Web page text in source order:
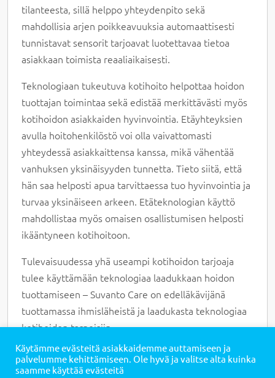
tilanteesta, sillä helppo yhteydenpito sekä
mahdollisia arjen poikkeavuuksia automaattisesti
tunnistavat sensorit tarjoavat luotettavaa tietoa
asiakkaan toimista reaaliaikaisesti.
Teknologiaan tukeutuva kotihoito helpottaa hoidon
tuottajan toimintaa sekä edistää merkittävästi myös
kotihoidon asiakkaiden hyvinvointia. Etäyhteyksien
avulla hoitohenkilöstö voi olla vaivattomasti
yhteydessä asiakkaittensa kanssa, mikä vähentää
vanhuksen yksinäisyyden tunnetta. Tieto siitä, että
hän saa helposti apua tarvittaessa tuo hyvinvointia ja
turvaa yksinäiseen arkeen. Etäteknologian käyttö
mahdollistaa myös omaisen osallistumisen helposti
ikääntyneen kotihoitoon.
Tulevaisuudessa yhä useampi kotihoidon tarjoaja
tulee käyttämään teknologiaa laadukkaan hoidon
tuottamiseen – Suvanto Care on edelläkävijänä
tuottamassa ihmisläheistä ja laadukasta teknologiaa
kotihoidon tarpeisiin.
Soita asiantuntijalle
Käytämme evästeitä asiakkaidemme auttamiseen ja
palvelumme kehittämiseen. Ole hyvä ja valitse alta kuinka
saamme käyttää evästeitä